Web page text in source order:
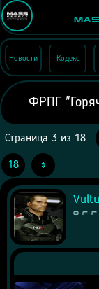
Новости Кодекс
ФРПГ
Страница 3 из 18
18 »